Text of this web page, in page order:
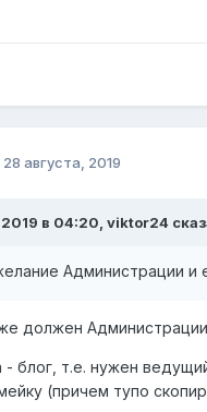
28 августа, 2019
в 04:20, viktor24
Администрации и
должен
блог, т.е. нужен
(причем тупо